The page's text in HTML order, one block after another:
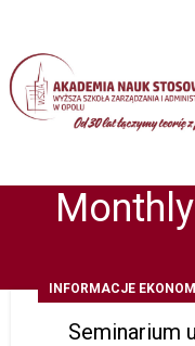
INFORMACJE
Seminarium